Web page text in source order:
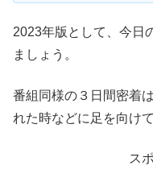
2023年版として、今日
ましょう。
番組同様の３日間密着
れた時などに足を向け
ス